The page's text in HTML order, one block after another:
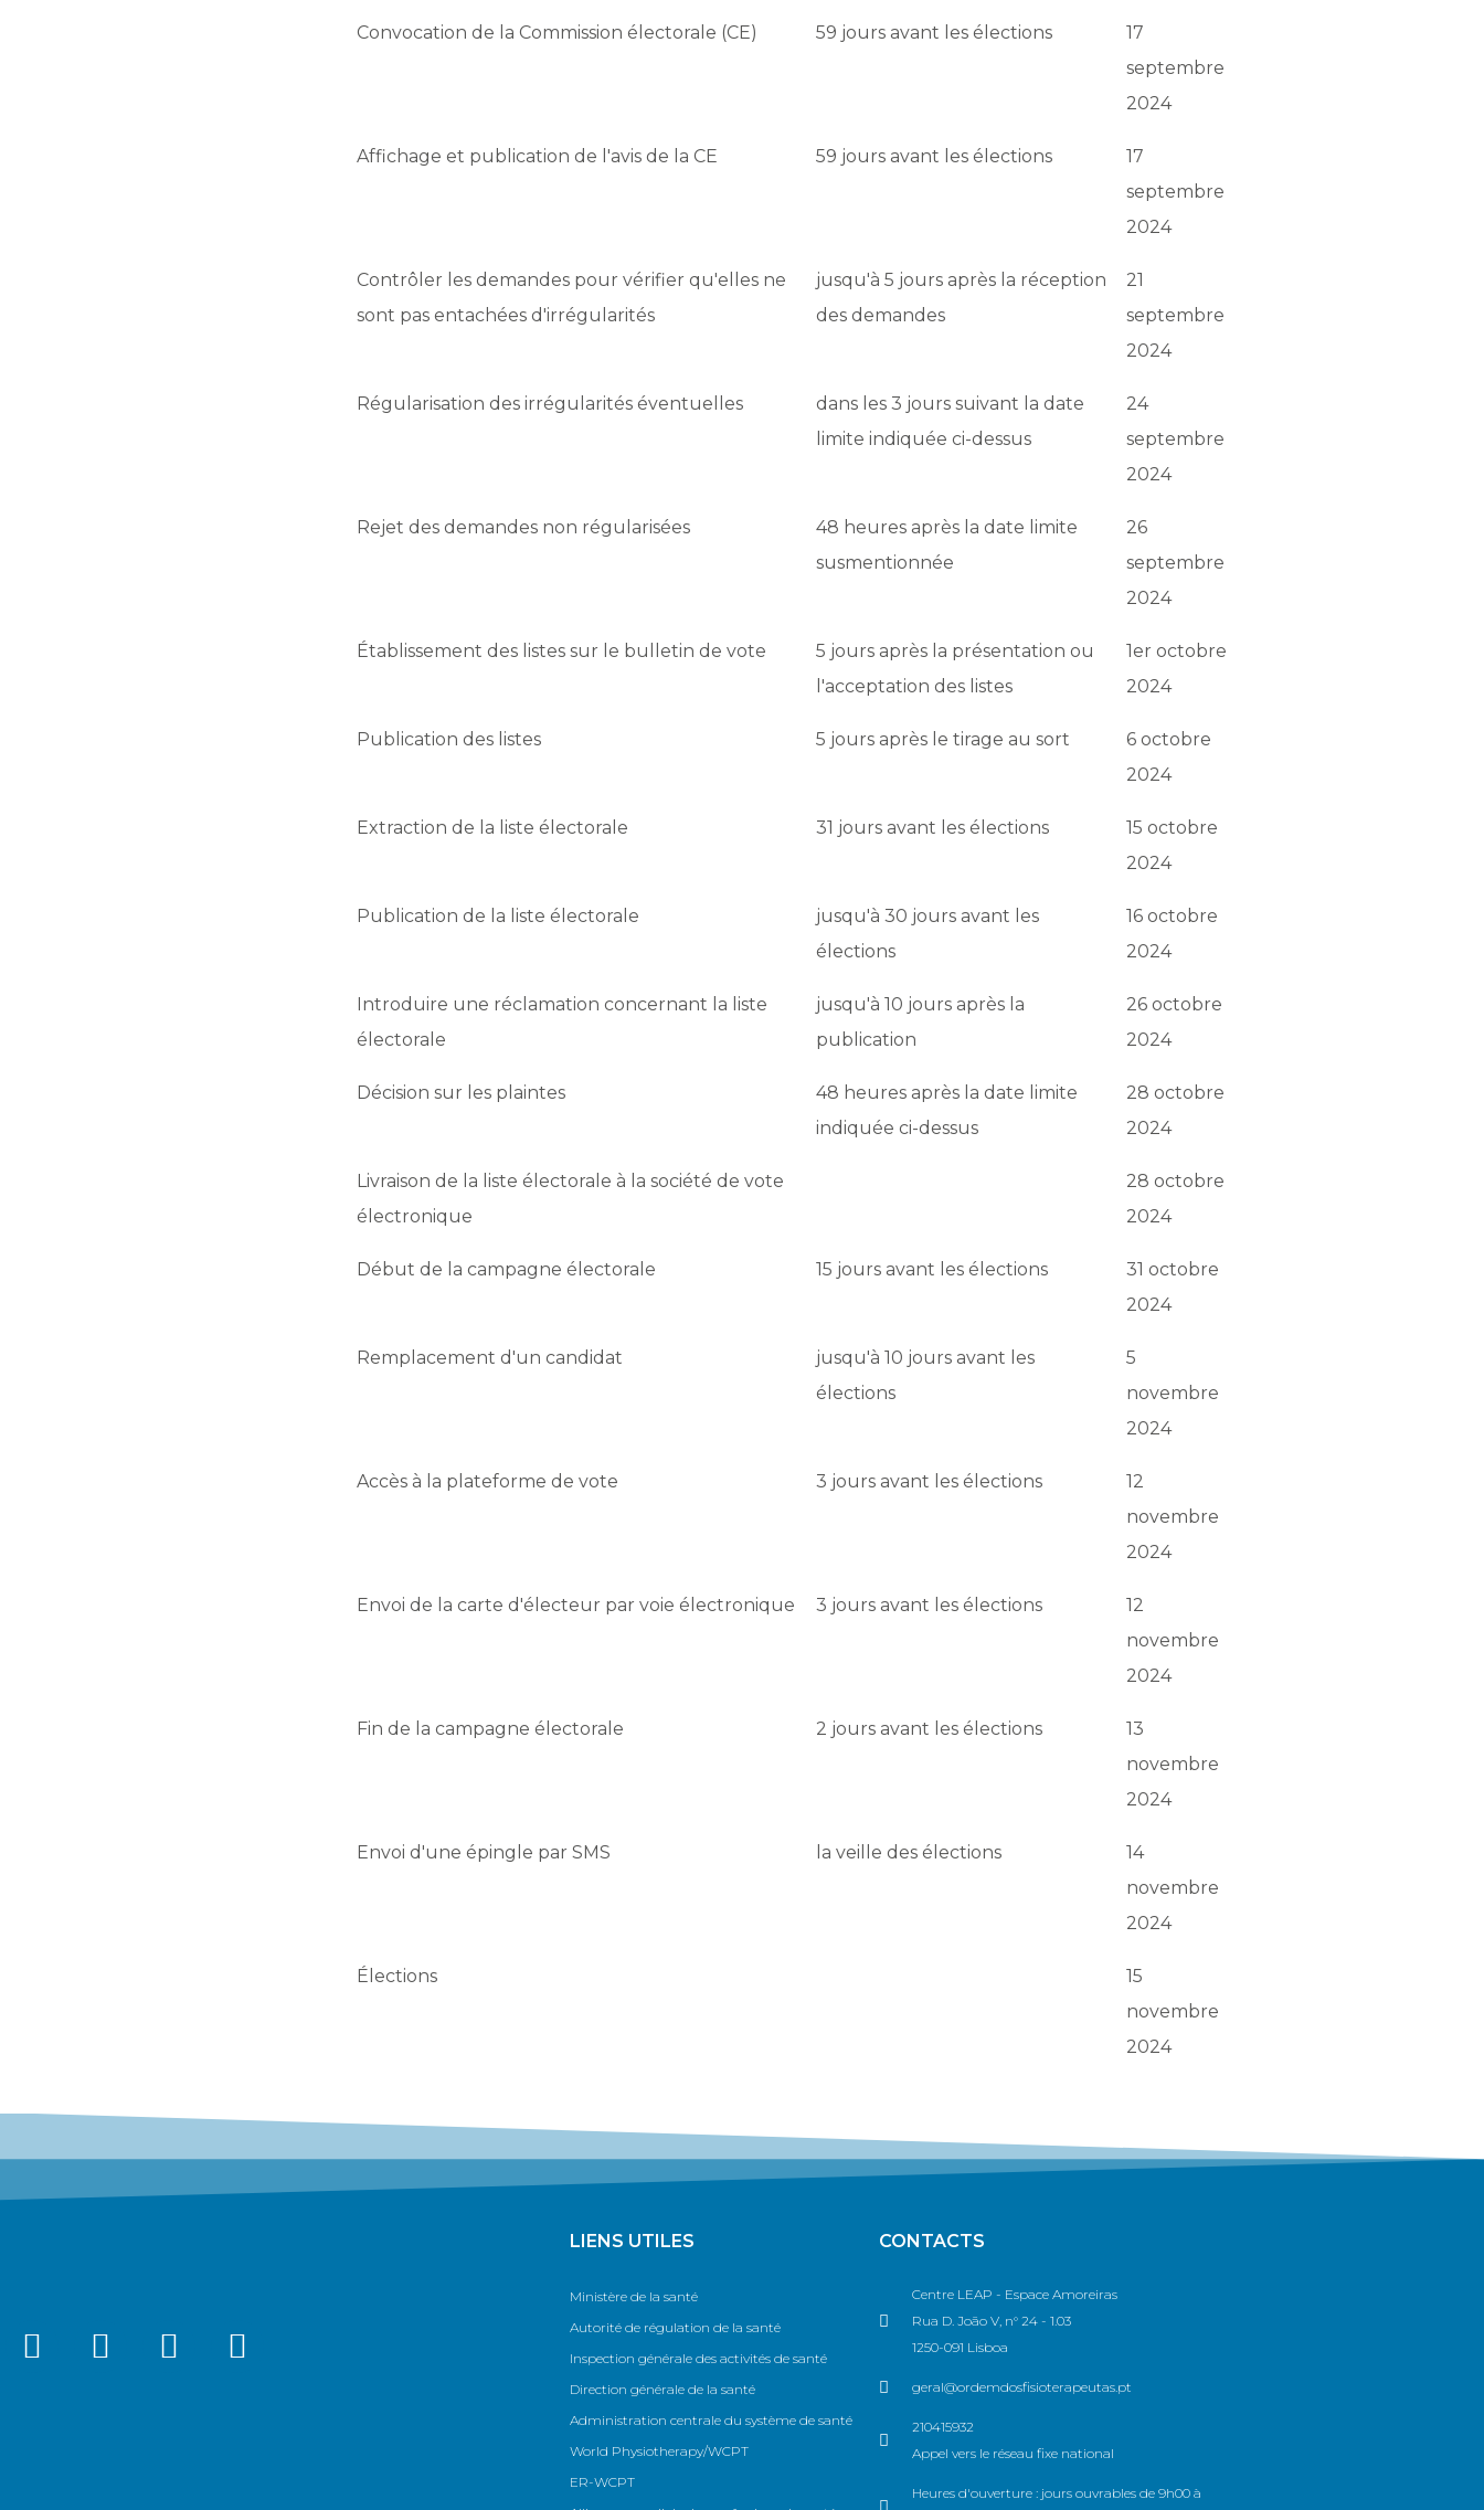
Convocation de la Commission électorale (CE) 59 jours avant les élections
17
septembre
2024
Affichage et publication de l'avis de la CE 59 jours avant les élections
17
septembre
2024
Contrôler les demandes pour vérifier qu'elles ne
sont pas entachées d'irrégularités
jusqu'à 5 jours après la réception
des demandes
21
septembre
2024
Régularisation des irrégularités éventuelles
dans les 3 jours suivant la date
limite indiquée ci-dessus
24
septembre
2024
Rejet des demandes non régularisées
48 heures après la date limite
susmentionnée
26
septembre
2024
Établissement des listes sur le bulletin de vote
5 jours après la présentation ou
l'acceptation des listes
1er octobre
2024
Publication des listes 5 jours après le tirage au sort
6 octobre
2024
Extraction de la liste électorale 31 jours avant les élections
15 octobre
2024
Publication de la liste électorale
jusqu'à 30 jours avant les
élections
16 octobre
2024
Introduire une réclamation concernant la liste
électorale
jusqu'à 10 jours après la
publication
26 octobre
2024
Décision sur les plaintes
48 heures après la date limite
indiquée ci-dessus
28 octobre
2024
Livraison de la liste électorale à la société de vote
électronique
28 octobre
2024
Début de la campagne électorale 15 jours avant les élections
31 octobre
2024
Remplacement d'un candidat
jusqu'à 10 jours avant les
élections
5
novembre
2024
Accès à la plateforme de vote 3 jours avant les élections
12
novembre
2024
Envoi de la carte d'électeur par voie électronique 3 jours avant les élections
12
novembre
2024
Fin de la campagne électorale 2 jours avant les élections
13
novembre
2024
Envoi d'une épingle par SMS la veille des élections
14
novembre
2024
Élections
15
novembre
2024
LIENS UTILES
Ministère de la santé
Autorité de régulation de la santé
Inspection générale des activités de santé
Direction générale de la santé
Administration centrale du système de santé
World Physiotherapy/WCPT
ER-WCPT
CONTACTS
Centre LEAP - Espace Amoreiras
Rua D. João V, n° 24 - 1.03
1250-091 Lisboa
geral@ordemdosfisioterapeutas.pt
210415932
Appel vers le réseau fixe national
Heures d'ouverture : jours ouvrables de 9h00 à